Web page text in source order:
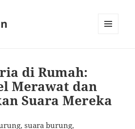
di Rumah:
Merawat dan
Suara Mereka
suara burung,